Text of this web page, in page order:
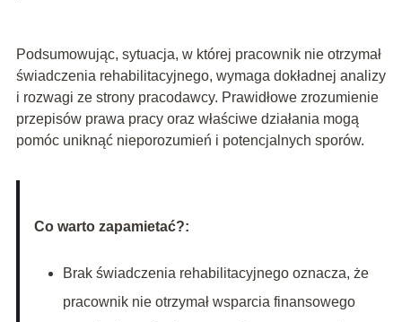
Podsumowując, sytuacja, w której pracownik nie otrzymał
świadczenia rehabilitacyjnego, wymaga dokładnej analizy
i rozwagi ze strony pracodawcy. Prawidłowe zrozumienie
przepisów prawa pracy oraz właściwe działania mogą
pomóc uniknąć nieporozumień i potencjalnych sporów.
Co warto zapamietać?:
Brak świadczenia rehabilitacyjnego oznacza, że
pracownik nie otrzymał wsparcia finansowego